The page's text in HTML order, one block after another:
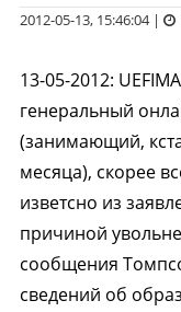
2012-05-13, 15:46:04|
13-05-2012:
генеральный
(занимающий,
месяца), скорее
изветсно из
причиной
сообщения
сведений об